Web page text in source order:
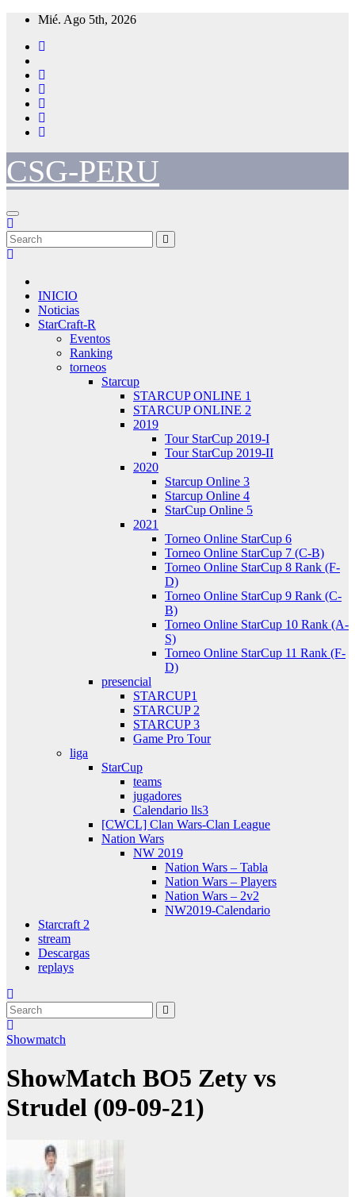
Skip
content
Mié. Ago 5th, 2026
CSG-PERU
INICIO
Noticias
StarCraft-R
Eventos
Ranking
torneos
Starcup
STARCUP ONLINE 1
STARCUP ONLINE 2
2019
Tour StarCup 2019-I
Tour StarCup 2019-II
2020
Starcup Online 3
Starcup Online 4
StarCup Online 5
2021
Torneo Online StarCup 6
Torneo Online StarCup 7 (C-B)
Torneo Online StarCup 8 Rank (F-
D)
Torneo Online StarCup 9 Rank (C-
B)
Torneo Online StarCup 10 Rank (A-
S)
Torneo Online StarCup 11 Rank (F-
D)
presencial
STARCUP1
STARCUP 2
STARCUP 3
Game Pro Tour
liga
StarCup
teams
jugadores
Calendario lls3
[CWCL] Clan Wars-Clan League
Nation Wars
NW 2019
Nation Wars – Tabla
Nation Wars – Players
Nation Wars – 2v2
NW2019-Calendario
Starcraft 2
stream
Descargas
replays
Showmatch
ShowMatch BO5 Zety vs
Strudel (09-09-21)